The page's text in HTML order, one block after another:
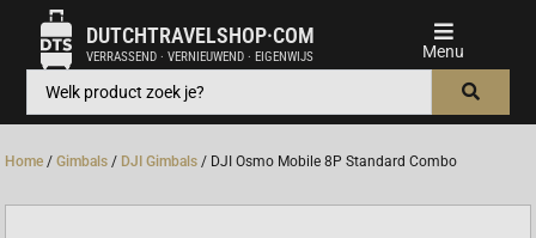
DUTCHTRAVELSHOP·COM
VERRASSEND · VERNIEUWEND · EIGENWIJS
Home /Gimbals / DJI Gimbals / DJI Osmo Mobile 8P Standard Combo